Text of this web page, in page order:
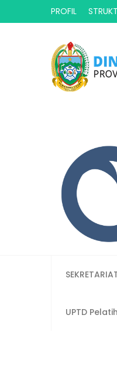
PROFIL
UPTD